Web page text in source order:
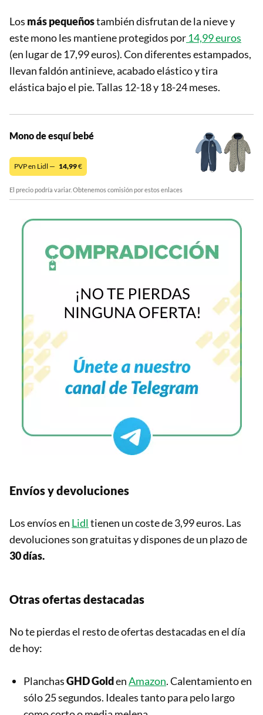
Los más pequeñostambién disfrutan de la nieve y
este mono les mantiene protegidos por 14,99 euros
(en lugar de 17,99 euros). Con diferentes estampados,
llevan faldón antinieve, acabado elástico y tira
elástica bajo el pie. Tallas 12-18 y 18-24 meses.
Mono de esquí bebé
PVP en Lidl — 14,99€
El precio podría variar. Obtenemos comisión por estos enlaces
Envíos y devoluciones
Los envíos en Lidltienen un coste de 3,99 euros. Las
devoluciones son gratuitas y dispones de un plazo de
30 días.
Otras ofertas destacadas
No te pierdas el resto de ofertas destacadas en el día
de hoy:
PlanchasGHD GoldenAmazon. Calentamiento en
sólo 25 segundos. Ideales tanto para pelo largo